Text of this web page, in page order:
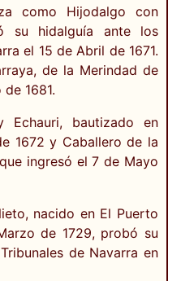
como Hijodalgo con
su hidalguía ante los
el 15 de Abril de 1671.
de la Merindad de
1681.
bautizado en
1672 y Caballero de la
ingresó el 7 de Mayo
nacido en El Puerto
de 1729, probó su
de Navarra en